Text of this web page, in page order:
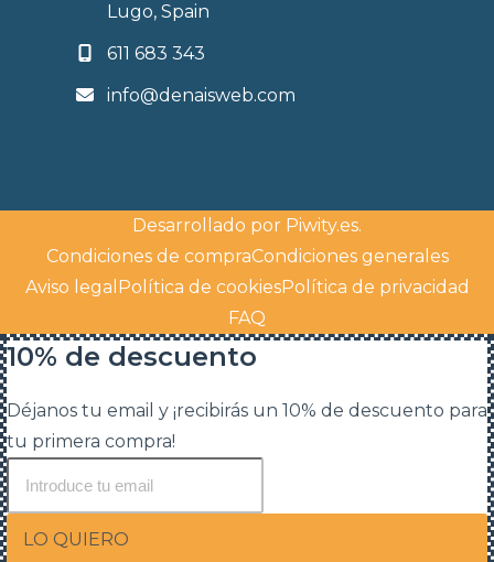
Lugo, Spain
611 683 343
info@denaisweb.com
Desarrollado por Piwity.es.
Condiciones de compraCondiciones generales
Aviso legal Política de cookiesPolítica de privacidad
FAQ
10% de descuento
Déjanos tu email y ¡recibirás un 10% de descuento para
tu primera compra!
LO QUIERO